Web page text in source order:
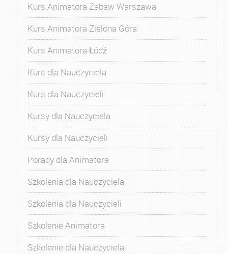
Kurs Animatora Zabaw Warszawa
Kurs Animatora Zielona Góra
Kurs Animatora Łódź
Kurs dla Nauczyciela
Kurs dla Nauczycieli
Kursy dla Nauczyciela
Kursy dla Nauczycieli
Porady dla Animatora
Szkolenia dla Nauczyciela
Szkolenia dla Nauczycieli
Szkolenie Animatora
Szkolenie dla Nauczyciela